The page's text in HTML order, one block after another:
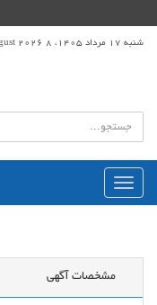
شنبه 17 مرداد 1405، 8 August 2026
منوی
اصلی
مشخصات آگهی